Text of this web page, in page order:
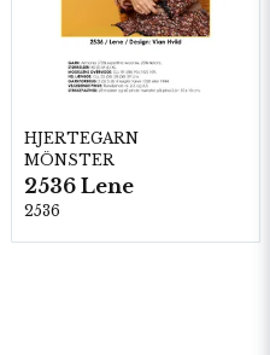
HJERTEGARN
MÖNSTER
2536 Lene
2536